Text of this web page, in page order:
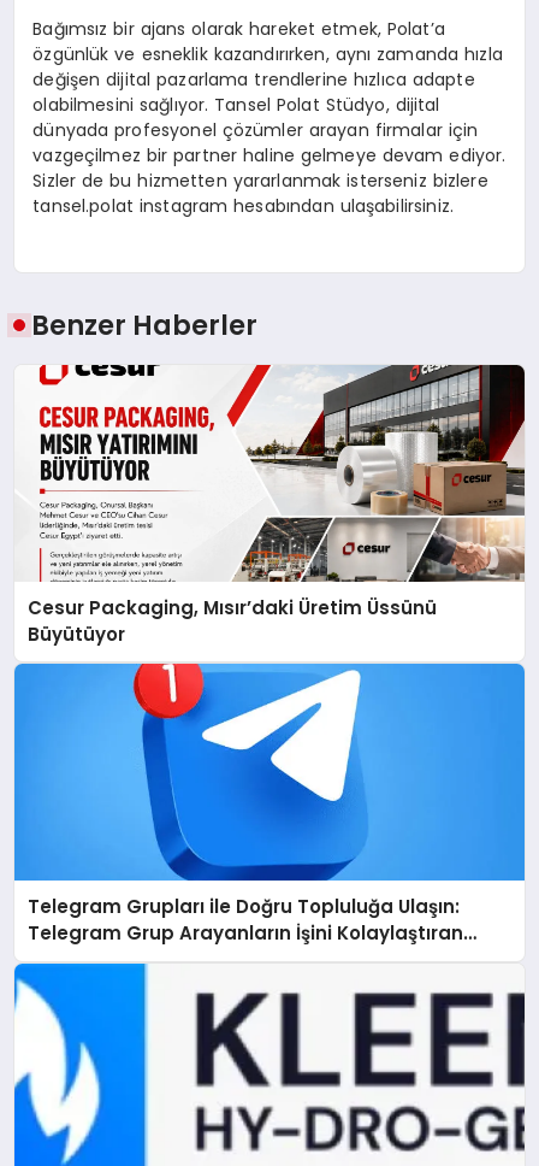
Bağımsız bir ajans olarak hareket etmek, Polat’a
özgünlük ve esneklik kazandırırken, aynı zamanda hızla
değişen dijital pazarlama trendlerine hızlıca adapte
olabilmesini sağlıyor. Tansel Polat Stüdyo, dijital
dünyada profesyonel çözümler arayan firmalar için
vazgeçilmez bir partner haline gelmeye devam ediyor.
Sizler de bu hizmetten yararlanmak isterseniz bizlere
tansel.polat instagram hesabından ulaşabilirsiniz.
Benzer Haberler
Cesur Packaging, Mısır’daki Üretim Üssünü
Büyütüyor
Telegram Grupları ile Doğru Topluluğa Ulaşın:
Telegram Grup Arayanların İşini Kolaylaştıran
Çözüm